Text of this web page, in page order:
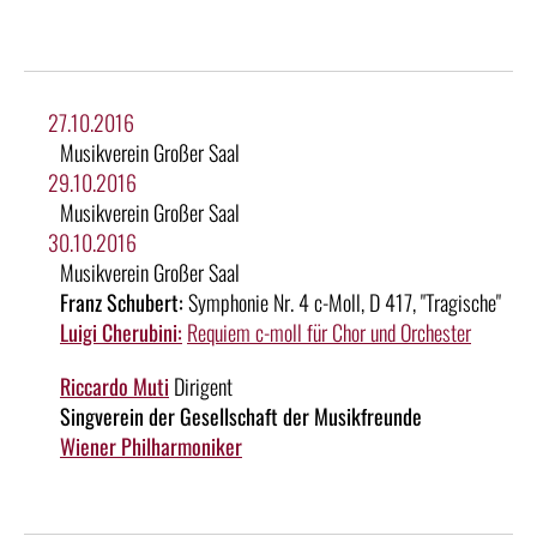
27.10.2016
Musikverein Großer Saal
29.10.2016
Musikverein Großer Saal
30.10.2016
Musikverein Großer Saal
Franz Schubert:Symphonie Nr. 4 c-Moll, D 417, "Tragische"
Luigi Cherubini: Requiem c-moll für Chor und Orchester
Riccardo Muti Dirigent
Singverein der Gesellschaft der Musikfreunde
Wiener Philharmoniker